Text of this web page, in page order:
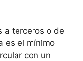
a terceros o de
es el mínimo
con un